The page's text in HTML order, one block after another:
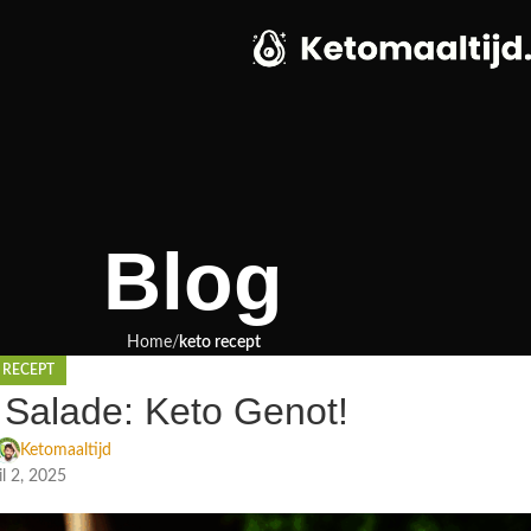
Blog
Home keto recept
Keto Genot!
Ketomaaltijd
2, 2025